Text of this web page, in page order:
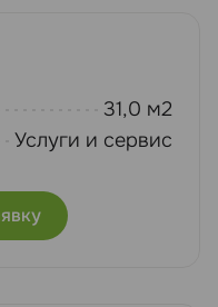
31,0 м2
Услуги и сервис